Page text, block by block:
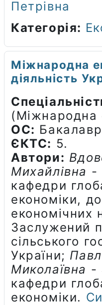
Петрівна
Категорія:
Міжнародна
діяльність
(Міжнародна
ОС:
ЄКТС: 5.
Автори:
Михайлівна -
кафедри
економіки,
економічних
Заслужений
сільського
України;
Миколаївна -
кафедри
економіки.